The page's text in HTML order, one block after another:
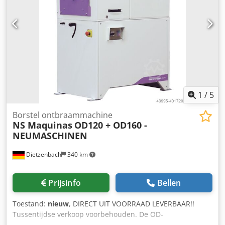
1 / 5
Dietzenbach 340 km
Borstel ontbraammachine
NS Maquinas OD120 + OD160 -
NEUMASCHINEN
Prijsinfo Bellen
Toestand: nieuw, DIRECT UIT VOORRAAD LEVERBAAR!!
Tussentijdse verkoop voorbehouden. De OD-